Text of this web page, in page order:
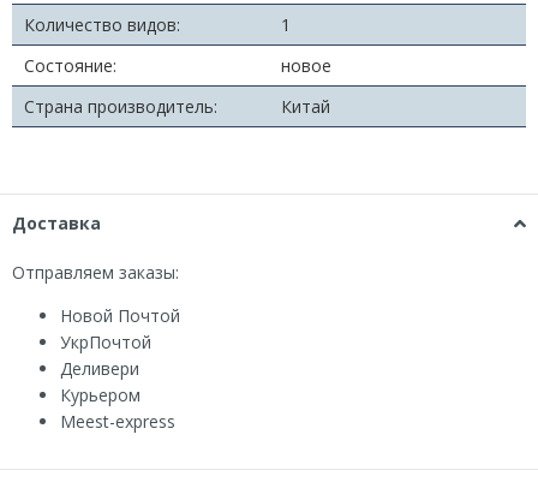
Количество видов:
1
Состояние:
новое
Страна производитель:
Китай
Доставка
Отправляем заказы:
Новой Почтой
УкрПочтой
Деливери
Курьером
Мeest-express